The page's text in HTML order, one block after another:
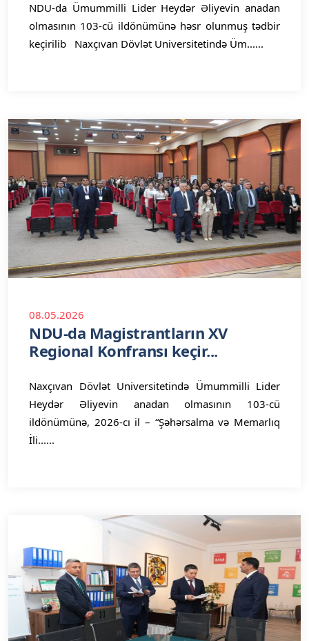
NDU-da Ümummilli Lider Heydər Əliyevin anadan
olmasının 103-cü ildönümünə həsr olunmuş tədbir
keçirilib Naxçıvan Dövlət Universitetində Üm......
08.05.2026
NDU-da Magistrantların XV
Regional Konfransı keçir...
Naxçıvan Dövlət Universitetində Ümummilli Lider
Heydər Əliyevin anadan olmasının 103-cü
ildönümünə, 2026-cı il – “Şəhərsalma və Memarlıq
İli......